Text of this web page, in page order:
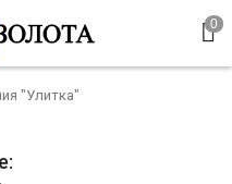
"Улитка"